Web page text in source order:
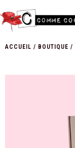
ACCUEIL / BOUTIQUE /